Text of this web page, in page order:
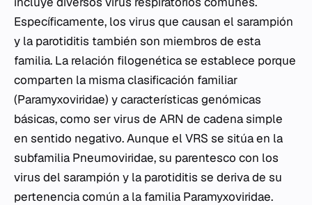
Específicamente, los virus que causan el sarampión
y la parotiditis también son miembros de esta
familia. La relación filogenética se establece porque
comparten la misma clasificación familiar
(Paramyxoviridae) y características genómicas
básicas, como ser virus de ARN de cadena simple
en sentido negativo. Aunque el VRS se sitúa en la
subfamilia Pneumoviridae, su parentesco con los
virus del sarampión y la parotiditis se deriva de su
pertenencia común a la familia Paramyxoviridae.